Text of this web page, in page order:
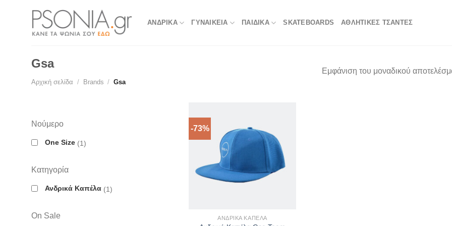
ΑΝΔΡΙΚΑ ΓΥΝΑΙΚΕΙΑ ΠΑΙΔΙΚΑ SKATEBOARDS ΑΘΛΗΤΙΚΈΣ ΤΣΆΝΤΕΣ
Gsa
Αρχική σελίδα / Brands / Gsa
Εμφάνιση του μοναδικού
Νούμερο
One Size 1
Κατηγορία
Ανδρικά Καπέλα 1
On Sale
-73%
ΑΝΔΡΙΚΆ ΚΑΠΈΛΑ